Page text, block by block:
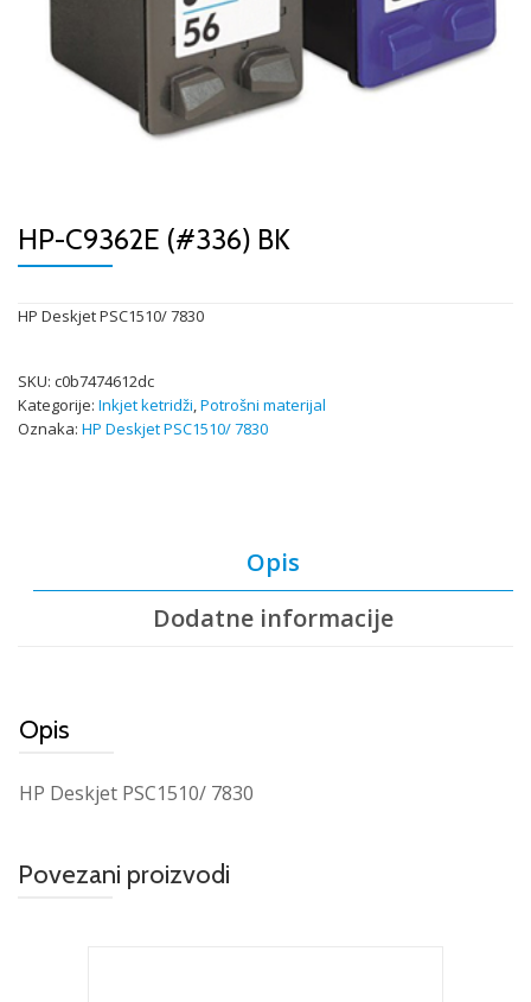
HP-C9362E (#336) BK
HP Deskjet PSC1510/ 7830
SKU: c0b7474612dc
Kategorije: Inkjet ketridži,Potrošni materijal
Oznaka: HP Deskjet PSC1510/ 7830
Opis
Dodatne informacije
Opis
HP Deskjet PSC1510/ 7830
Povezani proizvodi